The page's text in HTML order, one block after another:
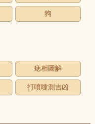
狗
痣相圖解
打噴嚏測吉凶